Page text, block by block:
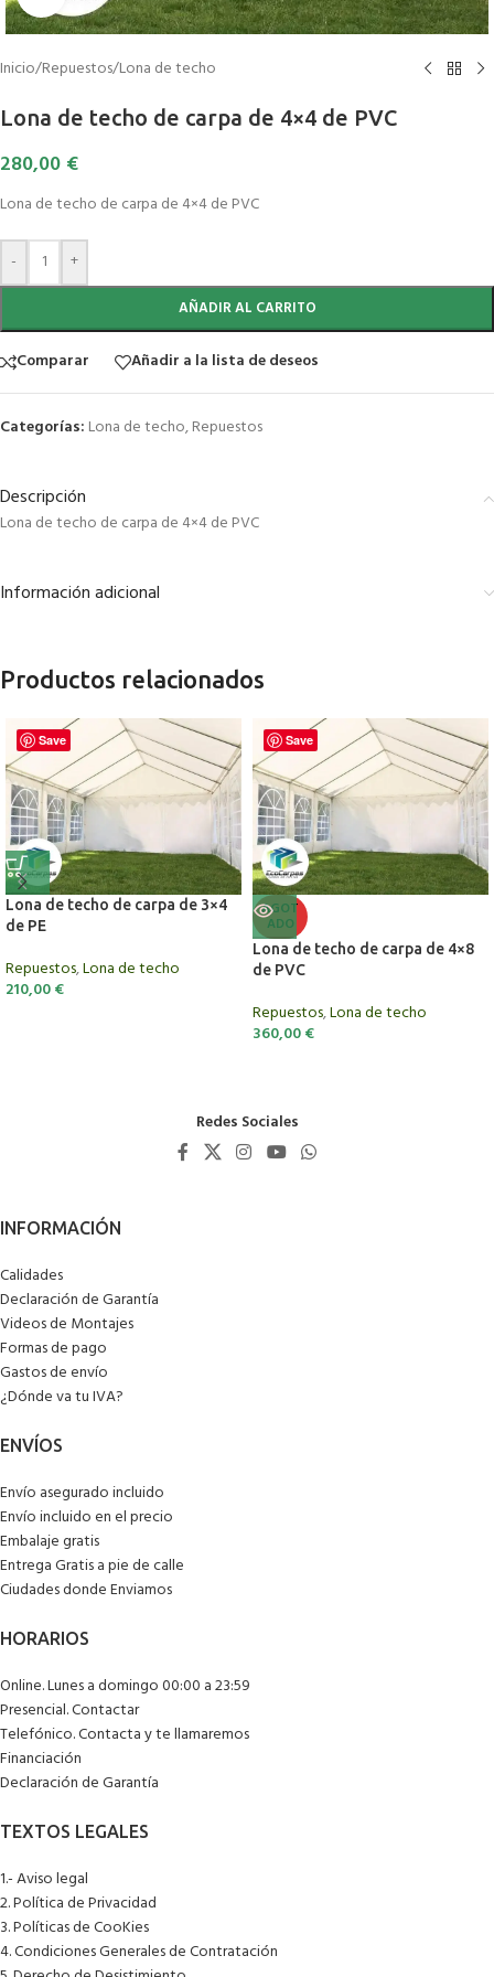
Inicio/Repuestos/Lona de techo
Lona de techo de carpa de 4×4 de PVC
280,00 €
Lona de techo de carpa de 4×4 de PVC
- +
AÑADIR AL CARRITO
Comparar Añadir a la lista de deseos
Categorías: Lona de techo,Repuestos
Descripción
Lona de techo de carpa de 4×4 de PVC
Información adicional
Productos relacionados
Save
Lona de techo de carpa de 3×4
de PE
Repuestos,Lona de techo
210,00€
Save
AGOT
ADO
Lona de techo de carpa de 4×8
de PVC
Repuestos,Lona de techo
360,00€
Redes Sociales
Calidades
Declaración de Garantía
Videos de Montajes
Formas de pago
Gastos de envío
¿Dónde va tu IVA?
Envío asegurado incluido
Envío incluido en el precio
Embalaje gratis
Entrega Gratis a pie de calle
Ciudades donde Enviamos
Online. Lunes a domingo 00:00 a 23:59
Presencial. Contactar
Telefónico. Contacta y te llamaremos
Financiación
Declaración de Garantía
1.- Aviso legal
2. Política de Privacidad
3. Políticas de CooKies
4. Condiciones Generales de Contratación